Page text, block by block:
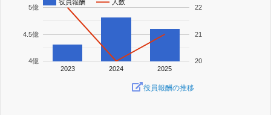
役員報酬
人数
2023 2024 2025
4億
4.5億
5億
20
21
22
役員報酬の推移